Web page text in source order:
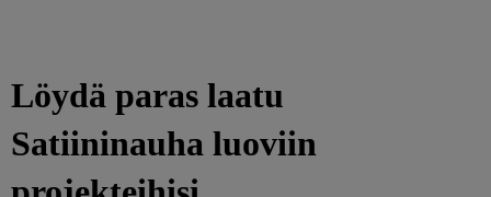
Löydä paras laatu
Satiininauha luoviin